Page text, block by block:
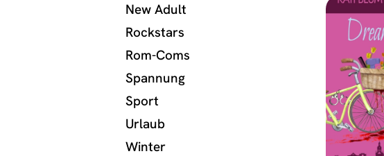
New Adult
Rockstars
Rom-Coms
Spannung
Sport
Urlaub
Winter